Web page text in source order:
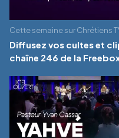
Cette semaine sur Chrétiens
Diffusez vos cultes et
chaîne 246 de la